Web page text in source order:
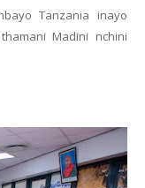
Tanzania inayo
Madini nchini